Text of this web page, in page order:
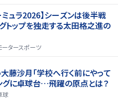
ミュラ2026】シーズンは後半戦
ップを独走する太田格之進の
ータースポーツ
大藤沙月「学校へ行く前にやって
グに卓球台…飛躍の原点とは？
球